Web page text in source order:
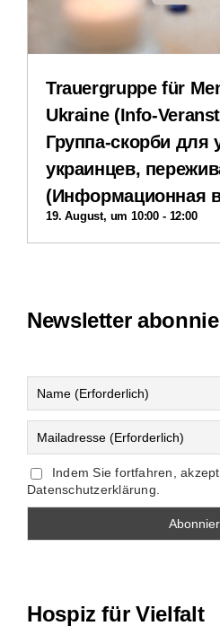
Trauergruppe für
Ukraine (Info-
Группа-скорби для
украинцев,
(Информационная
19. August, um 10:00 - 12:00
Newsletter
Indem Sie fortfahren,
Datenschutzerklärung.
Hospiz für Vielfalt